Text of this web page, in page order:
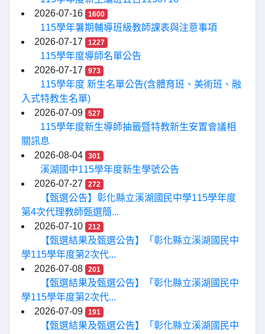
2026-07-16
1600
115學年暑期輔導班級教師課表與注意事項
2026-07-17
1227
115學年度導師名單公告
2026-07-17
973
115學年度 新生名單公告(含體育班、美術班、融
入式特教生名單)
2026-07-09
527
115學年度新生導師抽籤暨特教新生安置會議相
關訊息
2026-08-04
301
溪湖國中115學年度新生學號公告
2026-07-27
272
【甄選公告】彰化縣立溪湖國民中學115學年度
第4次代理教師甄選簡...
2026-07-10
212
【甄選結果及甄選公告】「彰化縣立溪湖國民中
學115學年度第2次代...
2026-07-08
201
【甄選結果及甄選公告】「彰化縣立溪湖國民中
學115學年度第2次代...
2026-07-09
191
【甄選結果及甄選公告】「彰化縣立溪湖國民中